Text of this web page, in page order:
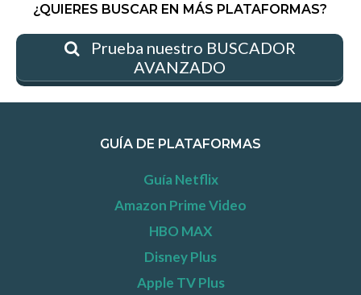
¿QUIERES BUSCAR EN MÁS PLATAFORMAS?
Prueba nuestro BUSCADOR
AVANZADO
GUÍA DE PLATAFORMAS
Guía Netflix
Amazon Prime Video
HBO MAX
Disney Plus
Apple TV Plus